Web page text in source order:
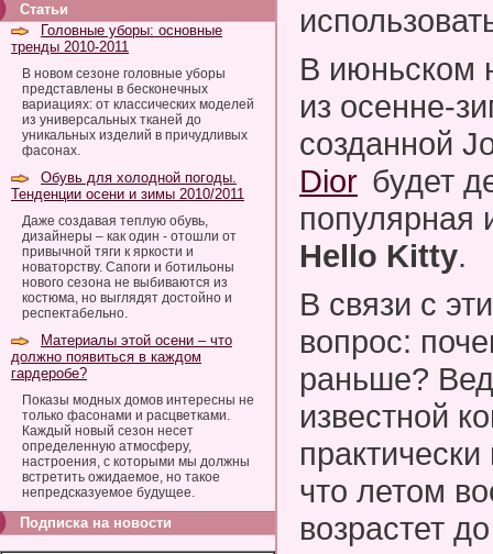
Статьи
Головные уборы: основные
тренды 2010-2011
В новом сезоне головные уборы
представлены в бесконечных
вариациях: от классических моделей
из универсальных тканей до
уникальных изделий в причудливых
фасонах.
Обувь для холодной погоды.
Тенденции осени и зимы 2010/2011
Даже создавая теплую обувь,
дизайнеры – как один - отошли от
привычной тяги к яркости и
новаторству. Сапоги и ботильоны
нового сезона не выбиваются из
костюма, но выглядят достойно и
респектабельно.
Материалы этой осени – что
должно появиться в каждом
гардеробе?
Показы модных домов интересны не
только фасонами и расцветками.
Каждый новый сезон несет
определенную атмосферу,
настроения, с которыми мы должны
встретить ожидаемое, но такое
непредсказуемое будущее.
Подписка на новости
В июньском
из осенне-
созданной
Dior будет
популярная
Hello Kitty.
В связи с
вопрос:
раньше?
известной
что летом
возрастет